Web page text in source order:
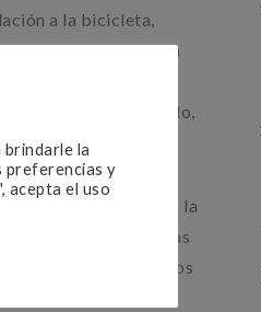
a la bicicleta,
así- como alternativa
en un nuevo
En este sentido,
atendiendo a la
resto de alternativas
que los Ayuntamientos
del transporte
la
preferencias y
acepta el uso